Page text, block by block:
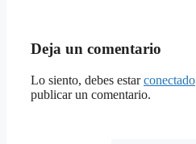
Deja un comentario
Lo siento, debes estarconectado
publicar un comentario.